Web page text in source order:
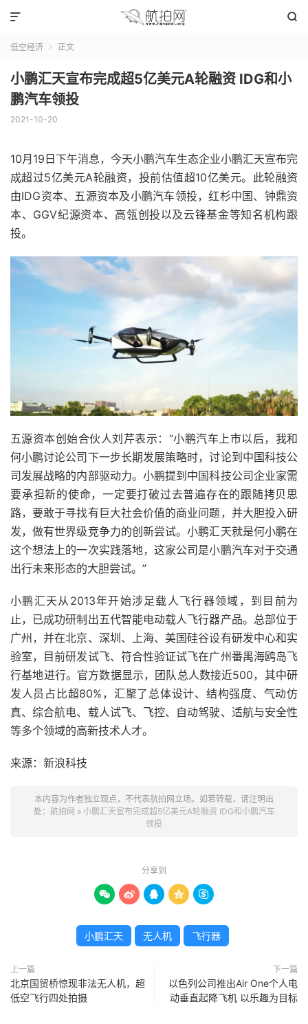


低空经济  正文
小鹏汇天宣布完成超5亿美元A轮融资 IDG和小
鹏汽车领投
2021-10-20
10月19日下午消息，今天小鹏汽车生态企业小鹏汇天宣布完
成超过5亿美元A轮融资，投前估值超10亿美元。此轮融资
由IDG资本、五源资本及小鹏汽车领投，红杉中国、钟鼎资
本、GGV纪源资本、高瓴创投以及云锋基金等知名机构跟
投。
五源资本创始合伙人刘芹表示：“小鹏汽车上市以后，我和
何小鹏讨论公司下一步长期发展策略时，讨论到中国科技公
司发展战略的内部驱动力。小鹏提到中国科技公司企业家需
要承担新的使命，一定要打破过去普遍存在的跟随拷贝思
路，要敢于寻找有巨大社会价值的商业问题，并大胆投入研
发，做有世界级竞争力的创新尝试。小鹏汇天就是何小鹏在
这个想法上的一次实践落地，这家公司是小鹏汽车对于交通
出行未来形态的大胆尝试。”
小鹏汇天从2013年开始涉足载人飞行器领域，到目前为
止，已成功研制出五代智能电动载人飞行器产品。总部位于
广州，并在北京、深圳、上海、美国硅谷设有研发中心和实
验室，目前研发试飞、符合性验证试飞在广州番禺海鸥岛飞
行基地进行。官方数据显示，团队总人数接近500，其中研
发人员占比超80%，汇聚了总体设计、结构强度、气动仿
真、综合航电、载人试飞、飞控、自动驾驶、适航与安全性
等多个领域的高新技术人才。
来源：新浪科技
本内容为作者独立观点，不代表航拍网立场。如若转载，请注明出
处： 航拍网 » 小鹏汇天宣布完成超5亿美元A轮融资 IDG和小鹏汽车
领投
分享到
    
小鹏汇天 无人机 飞行器
上一篇
北京国贸桥惊现非法无人机，超
低空飞行四处拍摄
下一篇
以色列公司推出Air One个人电
动垂直起降飞机 以乐趣为目标